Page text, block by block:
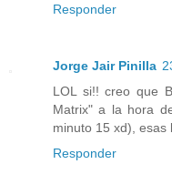
Responder
Jorge Jair Pinilla
LOL si!! creo que
Matrix" a la hora
minuto 15 xd), esas
Responder